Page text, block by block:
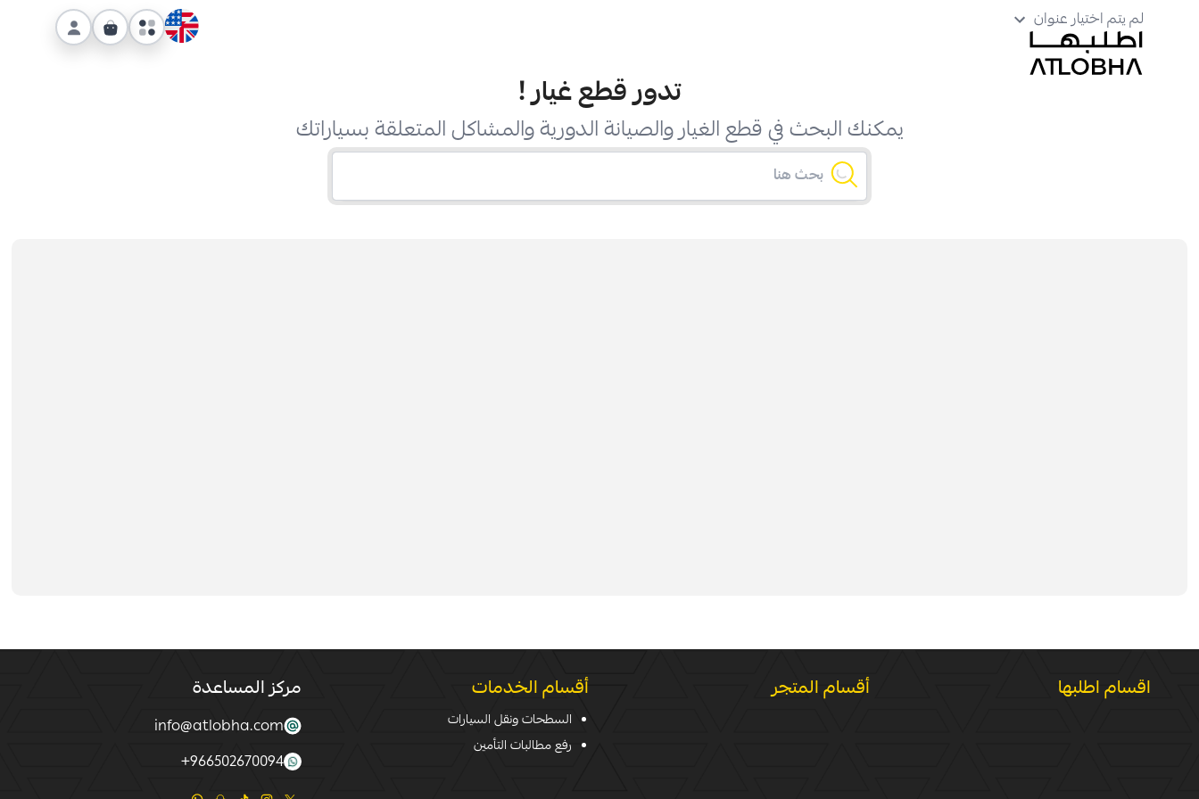
لم يتم اختيار عنوان
تدور قطع غيار!
يمكنك البحث في قطع الغيار والصيانة الدورية والمشاكل المتعلقة بسياراتك
اقسام اطلبها أقسام المتجر أقسام الخدمات
السطحات ونقل السيارات
رفع مطالبات التأمين
مركز المساعدة
info@atlobha.com
966502670094
+